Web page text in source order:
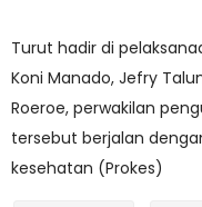
Turut hadir di
Koni Manado, Jefry
Roeroe, perwakilan
tersebut berjalan
kesehatan (Prokes)